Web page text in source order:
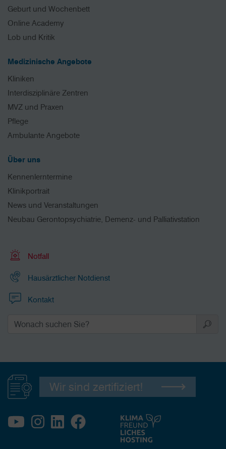
Geburt und Wochenbett
Online Academy
Lob und Kritik
Medizinische Angebote
Kliniken
Interdisziplinäre Zentren
MVZ und Praxen
Pflege
Ambulante Angebote
Über uns
Kennenlerntermine
Klinikportrait
News und Veranstaltungen
Neubau Gerontopsychiatrie, Demenz- und Palliativstation
Notfall
Hausärztlicher Notdienst
Kontakt
Wir sind zertifiziert!